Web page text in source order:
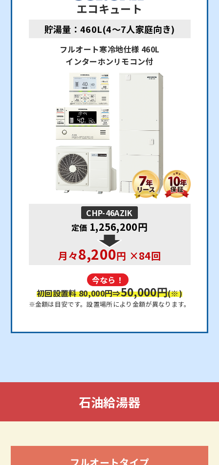
エコキュート
貯湯量：460L(4～7人家庭向き)
フルオート寒冷地仕様 460L
インターホンリモコン付
CHP-46AZIK
定価 1,256,200円
月々8,200円 ×84回
今なら！
初回設置料 80,000円⇒50,000円(※)
※金額は目安です。設置場所により金額が異なります。
石油給湯器
フルオートタイプ